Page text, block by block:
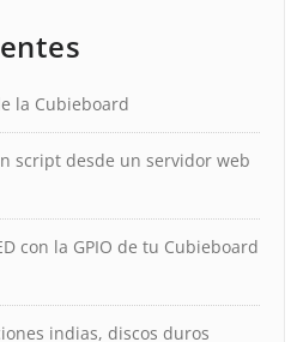
la Cubieboard
script desde un servidor web
con la GPIO de tu Cubieboard
indias, discos duros